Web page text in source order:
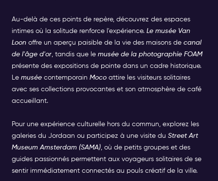
Au-delà de ces points de repère, découvrez des espaces
intimes où la solitude renforce l'expérience. Le musée Van
Loon offre un aperçu paisible de la vie des maisons de canal
de l'âge d'or, tandis que le musée de la photographie FOAM
présente des expositions de pointe dans un cadre historique.
Le musée contemporain Moco attire les visiteurs solitaires
avec ses collections provocantes et son atmosphère de café
accueillant.
Pour une expérience culturelle hors du commun, explorez les
galeries du Jordaan ou participez à une visite du Street Art
Museum Amsterdam (SAMA), où de petits groupes et des
guides passionnés permettent aux voyageurs solitaires de se
sentir immédiatement connectés au pouls créatif de la ville.